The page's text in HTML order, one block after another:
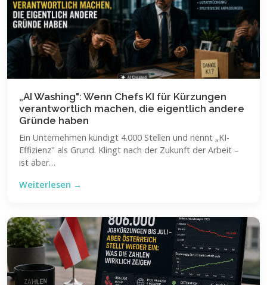
„AI Washing": Wenn Chefs KI für Kürzungen
verantwortlich machen, die eigentlich andere
Gründe haben
Ein Unternehmen kündigt 4.000 Stellen und nennt „KI-
Effizienz" als Grund. Klingt nach der Zukunft der Arbeit –
ist aber…
Weiterlesen →